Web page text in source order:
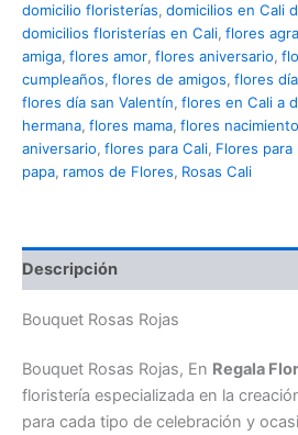
domicilio floristerías, domicilios en Cali
domicilios floristerías en Cali, flores
amiga, flores amor, flores aniversario,
cumpleaños, flores de amigos, flores
flores día san Valentín, flores en Cali a
hermana, flores mama, flores nacimiento
aniversario, flores para Cali, Flores para
papa, ramos de Flores, Rosas Cali
Descripción
Bouquet Rosas Rojas
Bouquet Rosas Rojas, En Regala
floristería especializada en la
para cada tipo de celebración y